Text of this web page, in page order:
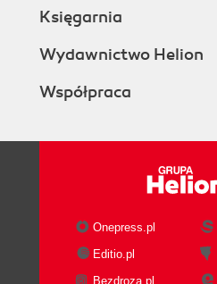
Księgarnia
Wydawnictwo Helion
Współpraca
Onepress.pl
Editio.pl
Bezdroza.pl